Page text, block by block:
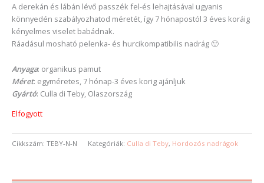
A derekán és lábán lévő passzék fel-és lehajtásával ugyanis
könnyedén szabályozhatod méretét, így 7 hónapostól 3 éves koráig
kényelmes viselet babádnak.
Ráadásul mosható pelenka- és hurcikompatibilis nadrág 🙂
Anyaga: organikus pamut
Méret: egyméretes, 7 hónap-3 éves korig ajánljuk
Gyártó: Culla di Teby, Olaszország
Elfogyott
Cikkszám: TEBY-N-N Kategóriák: Culla di Teby, Hordozós nadrágok